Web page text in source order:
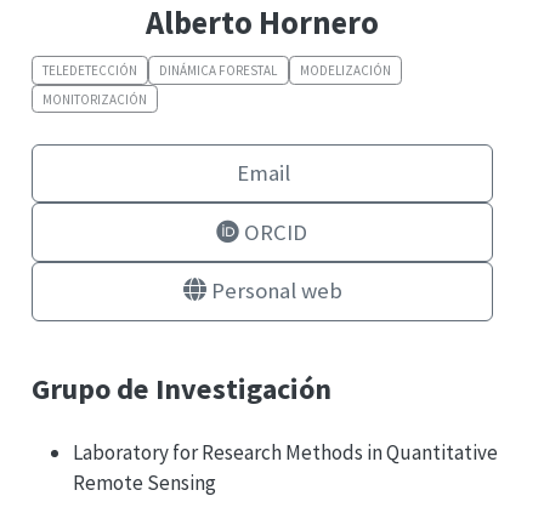
Alberto Hornero
TELEDETECCIÓN DINÁMICA FORESTAL
MODELIZACIÓN
MONITORIZACIÓN
Email
ORCID
Personal web
Grupo de Investigación
Laboratory for Research Methods in Quantitative
Remote Sensing